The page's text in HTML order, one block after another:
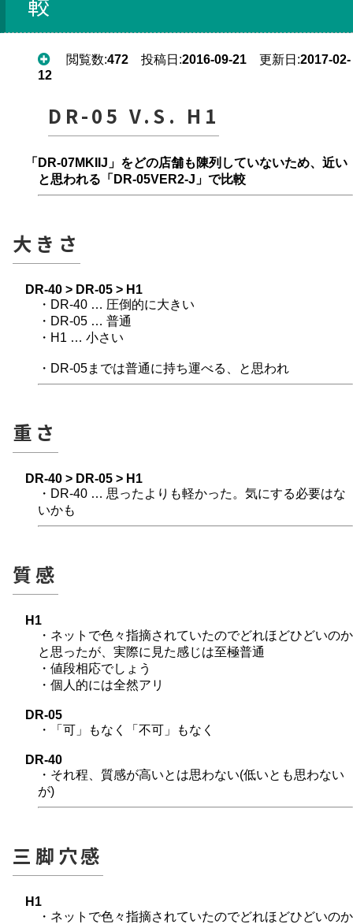
閲覧数:472 投稿日:2016-09-21 更新日:2017-02-
12
DR-05 V.S. H1
「DR-07MKIIJ」をどの店舗も陳列していないため、近い
と思われる「DR-05VER2-J」で比較
大きさ
DR-40 > DR-05 > H1
・DR-40 … 圧倒的に大きい
・DR-05 … 普通
・H1 … 小さい
・DR-05までは普通に持ち運べる、と思われ
重さ
DR-40 > DR-05 > H1
・DR-40 … 思ったよりも軽かった。気にする必要はな
いかも
質感
H1
・ネットで色々指摘されていたのでどれほどひどいのか
と思ったが、実際に見た感じは至極普通
・値段相応でしょう
・個人的には全然アリ
DR-05
・「可」もなく「不可」もなく
DR-40
・それ程、質感が高いとは思わない(低いとも思わない
が)
三脚穴感
H1
・ネットで色々指摘されていたのでどれほどひどいのか